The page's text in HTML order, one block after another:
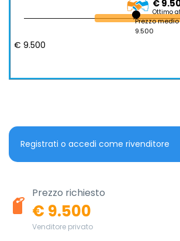
€
Ottimo
Prezzo
9.500
€ 9.500
Registrati o accedi come rivenditore
Prezzo richiesto
€ 9.500
Venditore privato